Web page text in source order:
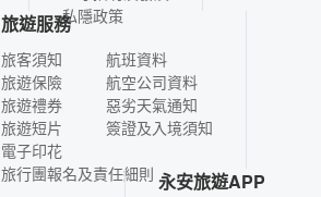
私隱政策
旅遊服務
旅客須知
旅遊保險
旅遊禮券
旅遊短片
電子印花
航班資料
航空公司資料
惡劣天氣通知
簽證及入境須知
旅行團報名及責任細則 永安旅遊APP